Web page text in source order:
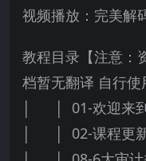
视频播放：完美
教程目录【注意：
档暂无翻译 自行使
│ │ 01-欢迎来到
│ │ 02-课程更